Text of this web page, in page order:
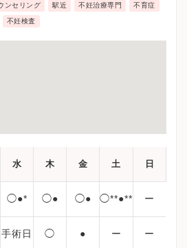
ンセリング 駅近 不妊治療専門 不育症
不妊検査
水 木 金 土 日
◯●* ◯● ◯● ◯**●** ー
手術日 ◯ ● ー ー